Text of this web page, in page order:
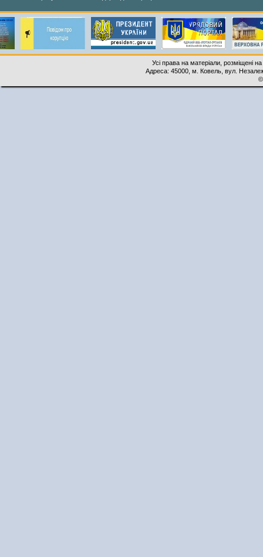
Усі права на матеріали, розміщені
Адреса: 45000, м. Ковель, вул.